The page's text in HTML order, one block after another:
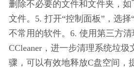
删除不必要的文件和文件夹，
文件。5. 打开“控制面板”，选择
不常用的软件。6. 使用第三方
CCleaner，进一步清理系统垃
骤，可以有效地释放C盘空间，